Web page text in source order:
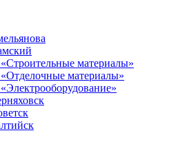
материалы»
материалы»